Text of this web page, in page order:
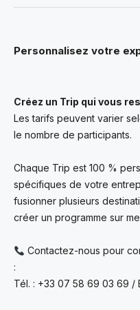
Personnalisez votre
Créez un Trip qui vous
Les tarifs peuvent varier
le nombre de participants.
Chaque Trip est 100 %
spécifiques de votre
fusionner plusieurs
créer un programme sur
Contactez-nous pour
:
Tél. : +33 07 58 69 03 69 /